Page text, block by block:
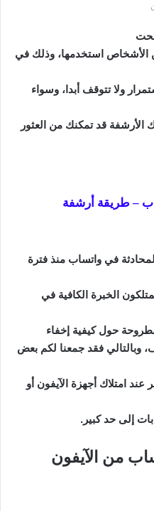
الأشخاص استخدمها، وذلك في
ولا تتوقف أبدا، وسواء
الأرشفة قد تمكنك من العثور
– طريقة أرشفة
في واتساب منذ فترة
الخبرة الكافية في
حول كيفية إخفاء
وبالتالي فقد جمعنا لكم بعض
عند امتلاك أجهزة الآيفون أو
إلى حد كبير.
من الآيفون